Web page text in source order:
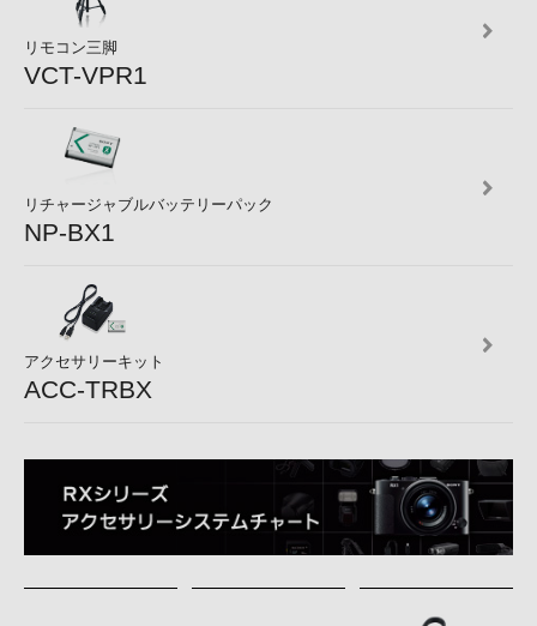
リモコン三脚
VCT-VPR1
リチャージャブルバッテリーパック
NP-BX1
アクセサリーキット
ACC-TRBX